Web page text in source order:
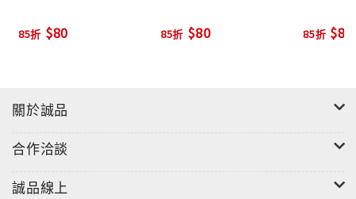
85折 $80 85折 $80 85折 $80
關於誠品
合作洽談
誠品線上